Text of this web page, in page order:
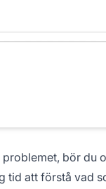
bör
tid att förstå vad